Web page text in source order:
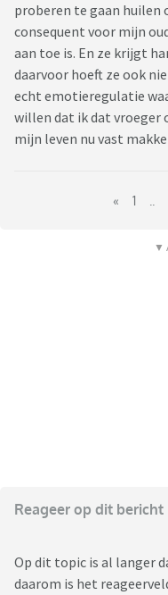
proberen te gaan huilen
consequent voor mijn
aan toe is. En ze krijgt
daarvoor hoeft ze ook
echt emotieregulatie
willen dat ik dat vroeger
mijn leven nu vast
« 1
▼
Reageer op dit bericht
Op dit topic is al langer
daarom is het